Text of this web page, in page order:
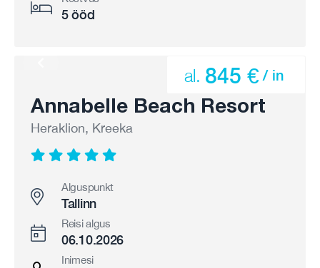
5 ööd
Annabelle Beach Resort
Heraklion, Kreeka
al. 845 € / in
Alguspunkt
Tallinn
Reisi algus
06.10.2026
Inimesi